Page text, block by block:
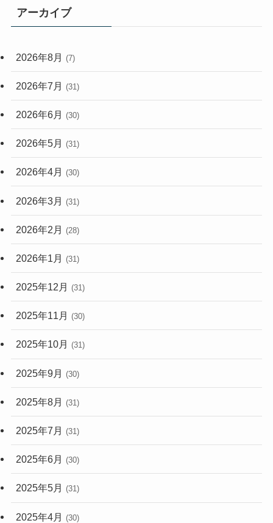
(33)
(248)
アーカイブ
2026年8月 (7)
2026年7月 (31)
2026年6月 (30)
2026年5月 (31)
2026年4月 (30)
2026年3月 (31)
2026年2月 (28)
2026年1月 (31)
2025年12月 (31)
2025年11月 (30)
2025年10月 (31)
2025年9月 (30)
2025年8月 (31)
2025年7月 (31)
2025年6月 (30)
2025年5月 (31)
2025年4月 (30)